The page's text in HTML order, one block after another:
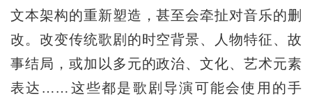
文本架构的重新塑造，甚至会牵扯对音乐的删
改。改变传统歌剧的时空背景、人物特征、故
事结局，或加以多元的政治、文化、艺术元素
表达……这些都是歌剧导演可能会使用的手